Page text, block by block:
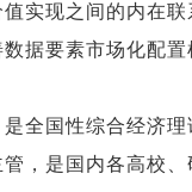
实现之间的内在
据要素市场化配
是全国性综合经济
，是国内各高校